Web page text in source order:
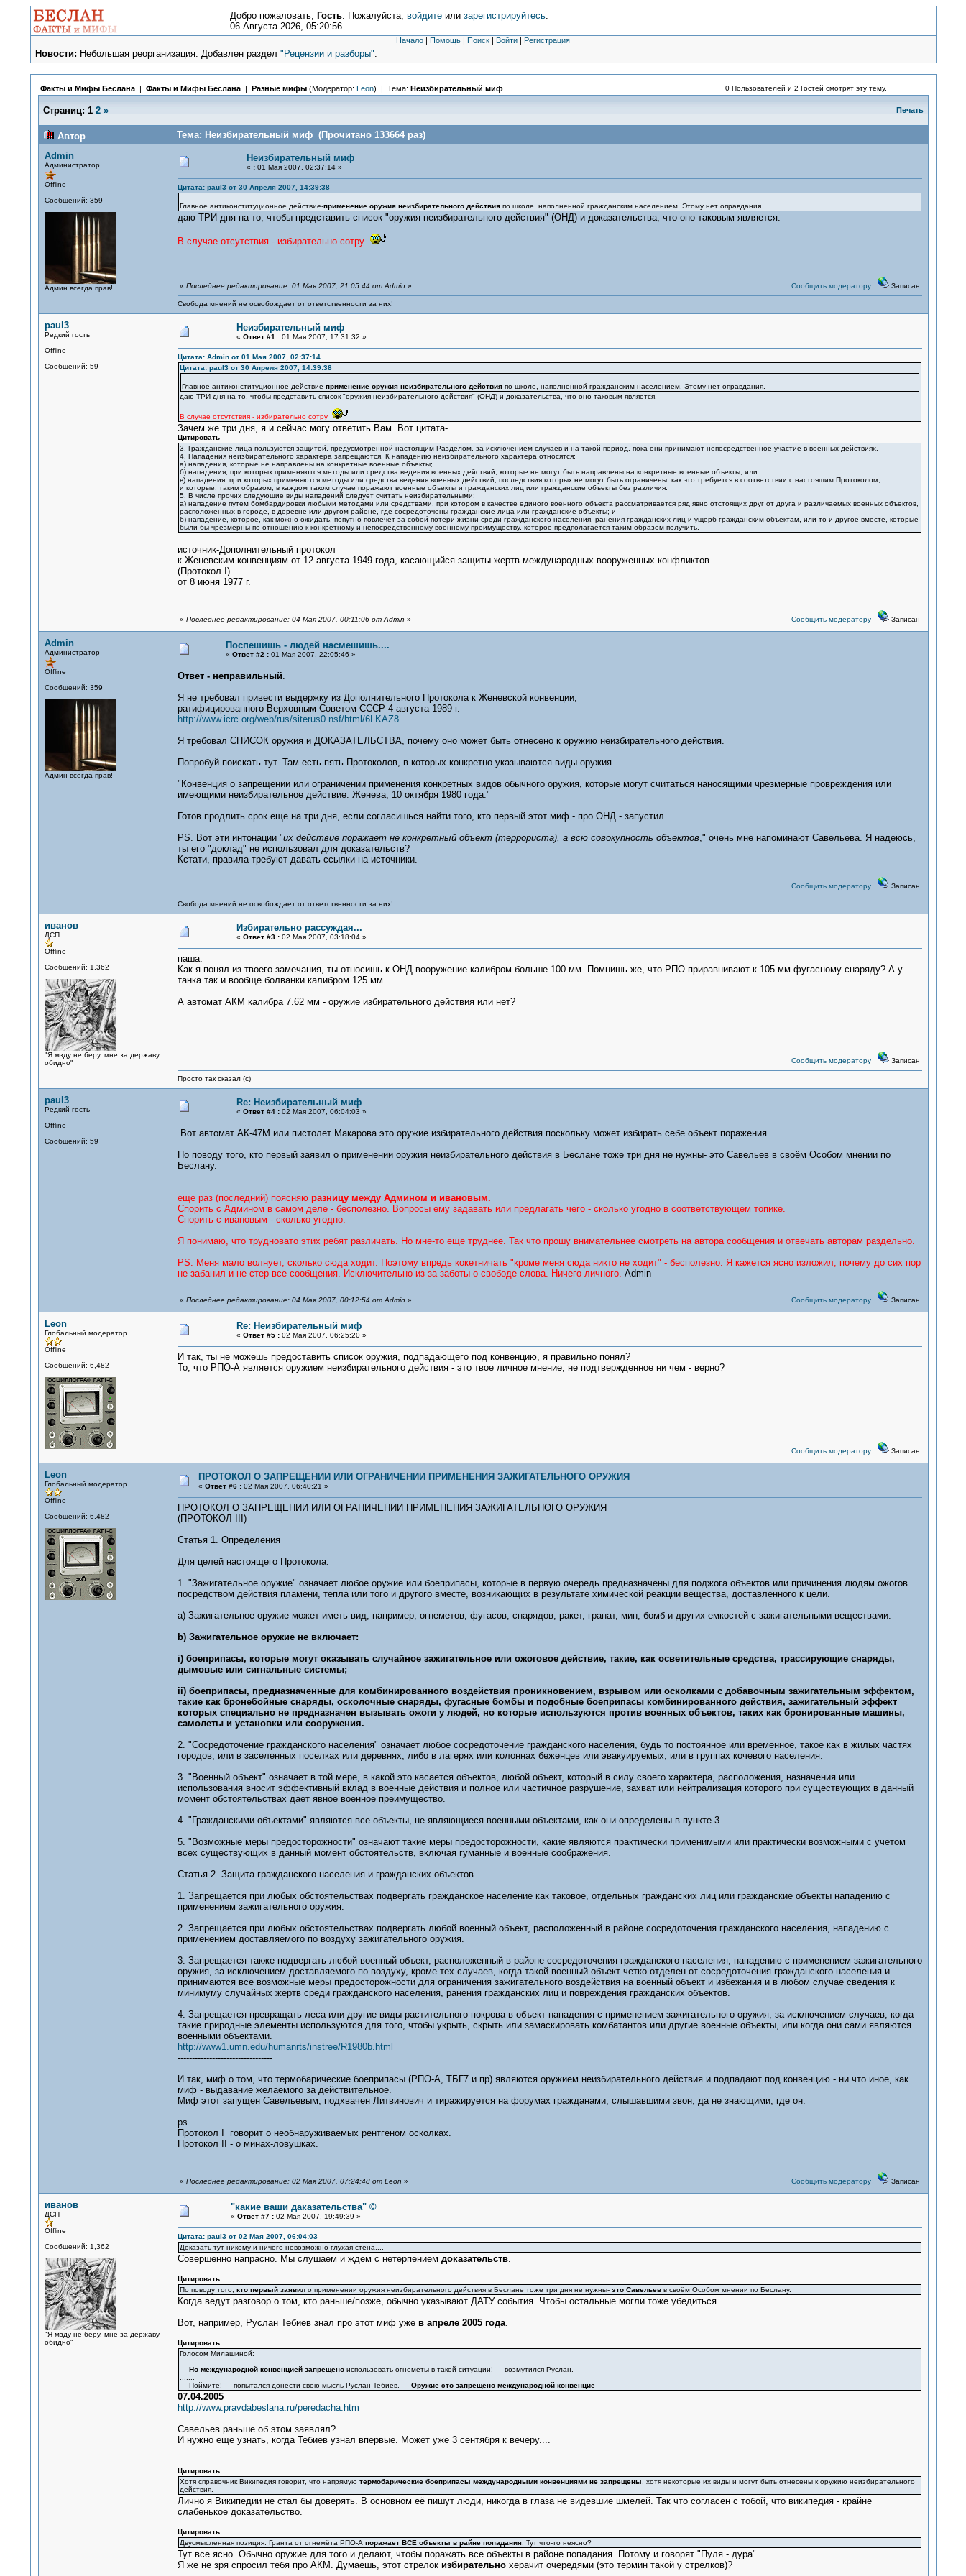
Добро пожаловать, Гость. Пожалуйста, войдитеили зарегистрируйтесь.
06 Августа 2026, 05:20:56
Начало | Помощь | Поиск | Войти | Регистрация
Новости: Небольшая реорганизация. Добавлен раздел"Рецензии и разборы".
Факты и Мифы Беслана| Факты и Мифы Беслана| Разные мифы(Модератор: Leon) | Тема: Неизбирательный миф 0 Пользователей и 2 Гостей смотрят эту тему.
Страниц: 1 2 » Печать
Автор
Тема: Неизбирательный миф (Прочитано 133664 раз)
Admin
Администратор
Offline
Сообщений: 359
Админ всегда прав!
Неизбирательный миф
« :01 Мая 2007, 02:37:14 »
Цитата: paul3 от 30 Апреля 2007, 14:39:38
Главное антиконституционное действие-применение оружия неизбирательного действияпо школе, наполненной гражданским населением. Этому нет оправдания.
даю ТРИ дня на то, чтобы представить список "оружия неизбирательного действия" (ОНД) и доказательства, что оно таковым является.
В случае отсутствия - избирательно сотру
« Последнее редактирование: 01 Мая 2007, 21:05:44 от Admin » Сообщить модератору Записан
Свобода мнений не освобождает от ответственности за них!
paul3
Редкий гость
Offline
Сообщений: 59
Неизбирательный миф
« Ответ #1 :01 Мая 2007, 17:31:32 »
Цитата: Admin от 01 Мая 2007, 02:37:14
Цитата: paul3 от 30 Апреля 2007, 14:39:38
Главное антиконституционное действие-применение оружия неизбирательного действияпо школе, наполненной гражданским населением. Этому нет оправдания.
даю ТРИ дня на то, чтобы представить список "оружия неизбирательного действия" (ОНД) и доказательства, что оно таковым является.
В случае отсутствия - избирательно сотру
Зачем же три дня, я и сейчас могу ответить Вам. Вот цитата-
Цитировать
3. Гражданские лица пользуются защитой, предусмотренной настоящим Разделом, за исключением случаев и на такой период, пока они принимают непосредственное участие в военных действиях.
4. Нападения неизбирательного характера запрещаются. К нападению неизбирательного характера относятся:
а) нападения, которые не направлены на конкретные военные объекты;
б) нападения, при которых применяются методы или средства ведения военных действий, которые не могут быть направлены на конкретные военные объекты; или
в) нападения, при которых применяются методы или средства ведения военных действий, последствия которых не могут быть ограничены, как это требуется в соответствии с настоящим Протоколом;
и которые, таким образом, в каждом таком случае поражают военные объекты и гражданских лиц или гражданские объекты без различия.
5. В числе прочих следующие виды нападений следует считать неизбирательными:
а) нападение путем бомбардировки любыми методами или средствами, при котором в качестве единого военного объекта рассматривается ряд явно отстоящих друг от друга и различаемых военных объектов,
расположенных в городе, в деревне или другом районе, где сосредоточены гражданские лица или гражданские объекты; и
б) нападение, которое, как можно ожидать, попутно повлечет за собой потери жизни среди гражданского населения, ранения гражданских лиц и ущерб гражданским объектам, или то и другое вместе, которые
были бы чрезмерны по отношению к конкретному и непосредственному военному преимуществу, которое предполагается таким образом получить.
источник-Дополнительный протокол
к Женевским конвенциям от 12 августа 1949 года, касающийся защиты жертв международных вооруженных конфликтов
(Протокол I)
от 8 июня 1977 г.
« Последнее редактирование: 04 Мая 2007, 00:11:06 от Admin » Сообщить модератору Записан
Admin
Администратор
Offline
Сообщений: 359
Админ всегда прав!
Поспешишь - людей насмешишь....
« Ответ #2 :01 Мая 2007, 22:05:46 »
Ответ - неправильный.
Я не требовал привести выдержку из Дополнительного Протокола к Женевской конвенции,
ратифицированного Верховным Советом СССР 4 августа 1989 г.
http://www.icrc.org/web/rus/siterus0.nsf/html/6LKAZ8
Я требовал СПИСОК оружия и ДОКАЗАТЕЛЬСТВА, почему оно может быть отнесено к оружию неизбирательного действия.
Попробуй поискать тут. Там есть пять Протоколов, в которых конкретно указываются виды оружия.
"Конвенция о запрещении или ограничении применения конкретных видов обычного оружия, которые могут считаться наносящими чрезмерные провреждения или
имеющими неизбирательное действие. Женева, 10 октября 1980 года."
Готов продлить срок еще на три дня, если согласишься найти того, кто первый этот миф - про ОНД - запустил.
PS. Вот эти интонации "их действие поражает не конкретный объект (террориста), а всю совокупность объектов," очень мне напоминают Савельева. Я надеюсь,
ты его "доклад" не использовал для доказательств?
Кстати, правила требуют давать ссылки на источники.
Сообщить модератору Записан
Свобода мнений не освобождает от ответственности за них!
иванов
ДСП
Offline
Сообщений: 1,362
"Я мзду не беру, мне за державу
обидно"
Избирательно рассуждая...
« Ответ #3 :02 Мая 2007, 03:18:04 »
паша.
Как я понял из твоего замечания, ты относишь к ОНД вооружение калибром больше 100 мм. Помнишь же, что РПО приравнивают к 105 мм фугасному снаряду? А у
танка так и вообще болванки калибром 125 мм.
А автомат АКМ калибра 7.62 мм - оружие избирательного действия или нет?
Сообщить модератору Записан
Просто так сказал (с)
paul3
Редкий гость
Offline
Сообщений: 59
Re: Неизбирательный миф
« Ответ #4 :02 Мая 2007, 06:04:03 »
Вот автомат АК-47М или пистолет Макарова это оружие избирательного действия поскольку может избирать себе объект поражения
По поводу того, кто первый заявил о применении оружия неизбирательного действия в Беслане тоже три дня не нужны- это Савельев в своём Особом мнении по
Беслану.
еще раз (последний) поясняюразницу между Админом и ивановым.
Спорить с Админом в самом деле - бесполезно. Вопросы ему задавать или предлагать чего - сколько угодно в соответствующем топике.
Спорить с ивановым - сколько угодно.
Я понимаю, что трудновато этих ребят различать. Но мне-то еще труднее. Так что прошу внимательнее смотреть на автора сообщения и отвечать авторам раздельно.
PS. Меня мало волнует, сколько сюда ходит. Поэтому впредь кокетничать "кроме меня сюда никто не ходит" - бесполезно. Я кажется ясно изложил, почему до сих пор
не забанил и не стер все сообщения. Исключительно из-за заботы о свободе слова. Ничего личного. Admin
« Последнее редактирование: 04 Мая 2007, 00:12:54 от Admin » Сообщить модератору Записан
Leon
Глобальный модератор
Offline
Сообщений: 6,482
Re: Неизбирательный миф
« Ответ #5 :02 Мая 2007, 06:25:20 »
И так, ты не можешь предоставить список оружия, подпадающего под конвенцию, я правильно понял?
То, что РПО-А является оружием неизбирательного действия - это твое личное мнение, не подтвержденное ни чем - верно?
Сообщить модератору Записан
Leon
Глобальный модератор
Offline
Сообщений: 6,482
ПРОТОКОЛ О ЗАПРЕЩЕНИИ ИЛИ ОГРАНИЧЕНИИ ПРИМЕНЕНИЯ ЗАЖИГАТЕЛЬНОГО ОРУЖИЯ
« Ответ #6 :02 Мая 2007, 06:40:21 »
ПРОТОКОЛ О ЗАПРЕЩЕНИИ ИЛИ ОГРАНИЧЕНИИ ПРИМЕНЕНИЯ ЗАЖИГАТЕЛЬНОГО ОРУЖИЯ
(ПРОТОКОЛ III)
Статья 1. Определения
Для целей настоящего Протокола:
1. "Зажигательное оружие" означает любое оружие или боеприпасы, которые в первую очередь предназначены для поджога объектов или причинения людям ожогов
посредством действия пламени, тепла или того и другого вместе, возникающих в результате химической реакции вещества, доставленного к цели.
а) Зажигательное оружие может иметь вид, например, огнеметов, фугасов, снарядов, ракет, гранат, мин, бомб и других емкостей с зажигательными веществами.
b) Зажигательное оружие не включает:
i) боеприпасы, которые могут оказывать случайное зажигательное или ожоговое действие, такие, как осветительные средства, трассирующие снаряды,
дымовые или сигнальные системы;
ii) боеприпасы, предназначенные для комбинированного воздействия проникновением, взрывом или осколками с добавочным зажигательным эффектом,
такие как бронебойные снаряды, осколочные снаряды, фугасные бомбы и подобные боеприпасы комбинированного действия, зажигательный эффект
которых специально не предназначен вызывать ожоги у людей, но которые используются против военных объектов, таких как бронированные машины,
самолеты и установки или сооружения.
2. "Сосредоточение гражданского населения" означает любое сосредоточение гражданского населения, будь то постоянное или временное, такое как в жилых частях
городов, или в заселенных поселках или деревнях, либо в лагерях или колоннах беженцев или эвакуируемых, или в группах кочевого населения.
3. "Военный объект" означает в той мере, в какой это касается объектов, любой объект, который в силу своего характера, расположения, назначения или
использования вносит эффективный вклад в военные действия и полное или частичное разрушение, захват или нейтрализация которого при существующих в данный
момент обстоятельствах дает явное военное преимущество.
4. "Гражданскими объектами" являются все объекты, не являющиеся военными объектами, как они определены в пункте 3.
5. "Возможные меры предосторожности" означают такие меры предосторожности, какие являются практически применимыми или практически возможными с учетом
всех существующих в данный момент обстоятельств, включая гуманные и военные соображения.
Статья 2. Защита гражданского населения и гражданских объектов
1. Запрещается при любых обстоятельствах подвергать гражданское население как таковое, отдельных гражданских лиц или гражданские объекты нападению с
применением зажигательного оружия.
2. Запрещается при любых обстоятельствах подвергать любой военный объект, расположенный в районе сосредоточения гражданского населения, нападению с
применением доставляемого по воздуху зажигательного оружия.
3. Запрещается также подвергать любой военный объект, расположенный в районе сосредоточения гражданского населения, нападению с применением зажигательного
оружия, за исключением доставляемого по воздуху, кроме тех случаев, когда такой военный объект четко отделен от сосредоточения гражданского населения и
принимаются все возможные меры предосторожности для ограничения зажигательного воздействия на военный объект и избежания и в любом случае сведения к
минимуму случайных жертв среди гражданского населения, ранения гражданских лиц и повреждения гражданских объектов.
4. Запрещается превращать леса или другие виды растительного покрова в объект нападения с применением зажигательного оружия, за исключением случаев, когда
такие природные элементы используются для того, чтобы укрыть, скрыть или замаскировать комбатантов или другие военные объекты, или когда они сами являются
военными объектами.
http://www1.umn.edu/humanrts/instree/R1980b.html
---------------------------------
И так, миф о том, что термобарические боеприпасы (РПО-А, ТБГ7 и пр) являются оружием неизбирательного действия и подпадают под конвенцию - ни что иное, как
миф - выдавание желаемого за действительное.
Миф этот запущен Савельевым, подхвачен Литвинович и тиражируется на форумах гражданами, слышавшими звон, да не знающими, где он.
ps.
Протокол I говорит о необнаруживаемых рентгеном осколках.
Протокол II - о минах-ловушках.
« Последнее редактирование: 02 Мая 2007, 07:24:48 от Leon » Сообщить модератору Записан
иванов
ДСП
Offline
Сообщений: 1,362
"Я мзду не беру, мне за державу
обидно"
"какие ваши даказательства" ©
« Ответ #7 :02 Мая 2007, 19:49:39 »
Цитата: paul3 от 02 Мая 2007, 06:04:03
Доказать тут никому и ничего невозможно-глухая стена....
Совершенно напрасно. Мы слушаем и ждем с нетерпением доказательств.
Цитировать
По поводу того, кто первый заявило применении оружия неизбирательного действия в Беслане тоже три дня не нужны- это Савельевв своём Особом мнении по Беслану.
Когда ведут разговор о том, кто раньше/позже, обычно указывают ДАТУ события. Чтобы остальные могли тоже убедиться.
Вот, например, Руслан Тебиев знал про этот миф ужев апреле 2005 года.
Цитировать
Голосом Милашиной:
— Но международной конвенцией запрещеноиспользовать огнеметы в такой ситуации! — возмутился Руслан.
— Поймите! — попытался донести свою мысль Руслан Тебиев. — Оружие это запрещено международной конвенцие
07.04.2005
http://www.pravdabeslana.ru/peredacha.htm
Савельев раньше об этом заявлял?
И нужно еще узнать, когда Тебиев узнал впервые. Может уже 3 сентября к вечеру....
Цитировать
Хотя справочник Википедия говорит, что напрямую термобарические боеприпасы международными конвенциями не запрещены , хотя некоторые их виды и могут быть отнесены к оружию неизбирательного
действия.
Лично я Википедии не стал бы доверять. В основном её пишут люди, никогда в глаза не видевшие шмелей. Так что согласен с тобой, что википедия - крайне
слабенькое доказательство.
Цитировать
Двусмысленная позиция. Гранта от огнемёта РПО-А поражает ВСЕ объекты в райне попадания. Тут что-то неясно?
Тут все ясно. Обычно оружие для того и делают, чтобы поражать все объекты в районе попадания. Потому и говорят "Пуля - дура".
Я же не зря спросил тебя про АКМ. Думаешь, этот стрелок избирательнохерачит очередями (это термин такой у стрелков)?